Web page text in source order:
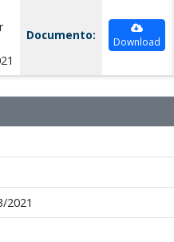
Documento: Download
2021